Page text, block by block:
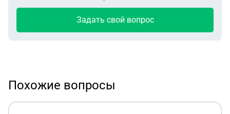
Задать свой вопрос
Похожие вопросы